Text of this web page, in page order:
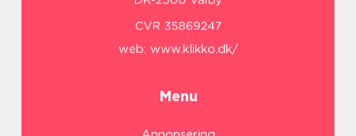
web: www.klikko.dk/
Menu